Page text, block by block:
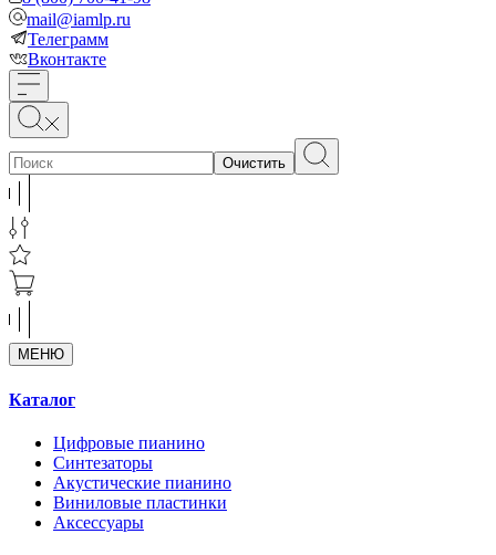
mail@iamlp.ru
Телеграмм
Вконтакте
Очистить
МЕНЮ
Каталог
Цифровые пианино
Синтезаторы
Акустические пианино
Виниловые пластинки
Аксессуары